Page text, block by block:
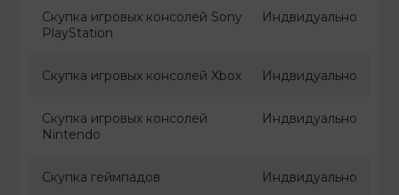
Скупка игровых консолей Sony
PlayStation
Индвидуально
Скупка игровых консолей Xbox Индвидуально
Скупка игровых консолей
Nintendo
Индвидуально
Скупка геймпадов Индвидуально